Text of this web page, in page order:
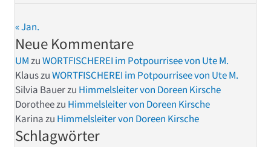
« Jan.
Neue Kommentare
UMzuWORTFISCHEREI im Potpourrisee von Ute M.
KlauszuWORTFISCHEREI im Potpourrisee von Ute M.
Silvia Bauerzu Himmelsleiter von Doreen Kirsche
Dorotheezu Himmelsleiter von Doreen Kirsche
Karinazu Himmelsleiter von Doreen Kirsche
Schlagwörter